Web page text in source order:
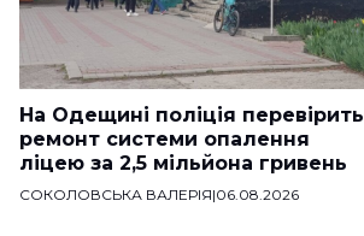
На Одещині поліція перевірить
ремонт системи опалення
ліцею за 2,5 мільйона гривень
СОКОЛОВСЬКА ВАЛЕРІЯ|06.08.2026